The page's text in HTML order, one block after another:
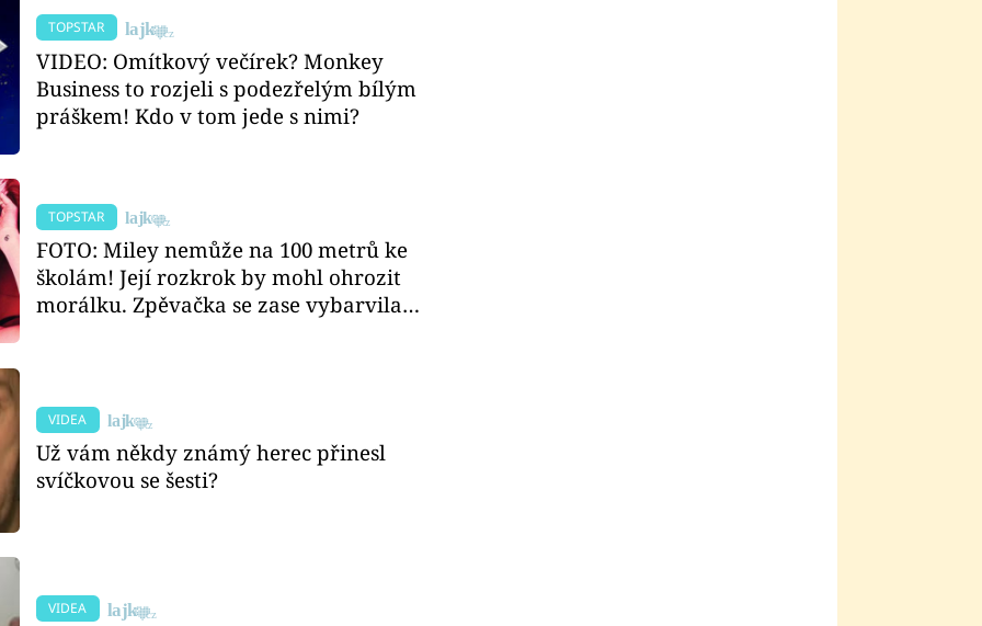
TOPSTAR
VIDEO: Omítkový večírek? Monkey
Business to rozjeli s podezřelým bílým
práškem! Kdo v tom jede s nimi?
TOPSTAR
FOTO: Miley nemůže na 100 metrů ke
školám! Její rozkrok by mohl ohrozit
morálku. Zpěvačka se zase vybarvila…
VIDEA
Už vám někdy známý herec přinesl
svíčkovou se šesti?
VIDEA